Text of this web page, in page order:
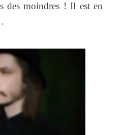
des moindres ! Il est en